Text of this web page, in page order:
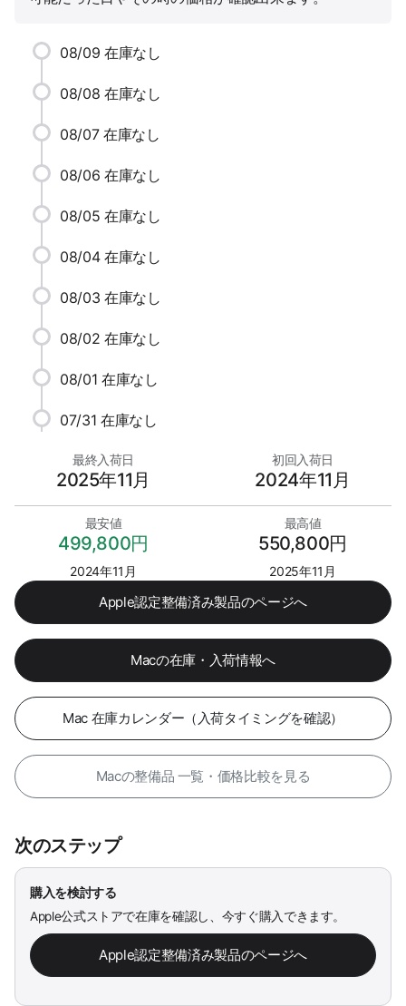
08/09 在庫なし
08/08 在庫なし
08/07 在庫なし
08/06 在庫なし
08/05 在庫なし
08/04 在庫なし
08/03 在庫なし
08/02 在庫なし
08/01 在庫なし
07/31 在庫なし
最終入荷日
2025年11月
初回入荷日
2024年11月
最安値
499,800円
2024年11月
最高値
550,800円
2025年11月
Apple認定整備済み製品のページへ
Macの在庫・入荷情報へ
Mac 在庫カレンダー（入荷タイミングを確認）
Macの整備品 一覧・価格比較を見る
次のステップ
購入を検討する
Apple公式ストアで在庫を確認し、今すぐ購入できます。
Apple認定整備済み製品のページへ